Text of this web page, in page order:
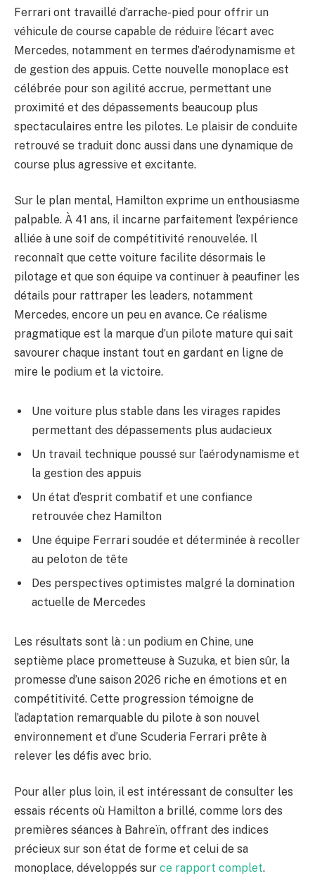
Ferrari ont travaillé d’arrache-pied pour offrir un
véhicule de course capable de réduire l’écart avec
Mercedes, notamment en termes d’aérodynamisme et
de gestion des appuis. Cette nouvelle monoplace est
célébrée pour son agilité accrue, permettant une
proximité et des dépassements beaucoup plus
spectaculaires entre les pilotes. Le plaisir de conduite
retrouvé se traduit donc aussi dans une dynamique de
course plus agressive et excitante.
Sur le plan mental, Hamilton exprime un enthousiasme
palpable. À 41 ans, il incarne parfaitement l’expérience
alliée à une soif de compétitivité renouvelée. Il
reconnaît que cette voiture facilite désormais le
pilotage et que son équipe va continuer à peaufiner les
détails pour rattraper les leaders, notamment
Mercedes, encore un peu en avance. Ce réalisme
pragmatique est la marque d’un pilote mature qui sait
savourer chaque instant tout en gardant en ligne de
mire le podium et la victoire.
Une voiture plus stable dans les virages rapides
permettant des dépassements plus audacieux
Un travail technique poussé sur l’aérodynamisme et
la gestion des appuis
Un état d’esprit combatif et une confiance
retrouvée chez Hamilton
Une équipe Ferrari soudée et déterminée à recoller
au peloton de tête
Des perspectives optimistes malgré la domination
actuelle de Mercedes
Les résultats sont là : un podium en Chine, une
septième place prometteuse à Suzuka, et bien sûr, la
promesse d’une saison 2026 riche en émotions et en
compétitivité. Cette progression témoigne de
l’adaptation remarquable du pilote à son nouvel
environnement et d’une Scuderia Ferrari prête à
relever les défis avec brio.
Pour aller plus loin, il est intéressant de consulter les
essais récents où Hamilton a brillé, comme lors des
premières séances à Bahreïn, offrant des indices
précieux sur son état de forme et celui de sa
monoplace, développés sur ce rapport complet.